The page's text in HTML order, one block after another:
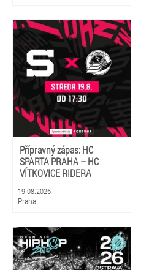
Přípravný zápas: HC
SPARTA PRAHA – HC
VÍTKOVICE RIDERA
19.08.2026
Praha